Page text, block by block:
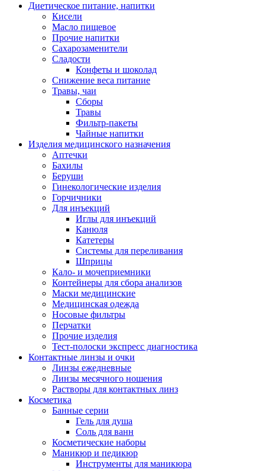
Диетическое питание, напитки
Кисели
Масло пищевое
Прочие напитки
Сахарозаменители
Сладости
Конфеты и шоколад
Снижение веса питание
Травы, чаи
Сборы
Травы
Фильтр-пакеты
Чайные напитки
Изделия медицинского назначения
Аптечки
Бахилы
Беруши
Гинекологические изделия
Горчичники
Для инъекций
Иглы для инъекций
Канюля
Катетеры
Системы для переливания
Шприцы
Кало- и мочеприемники
Контейнеры для сбора анализов
Маски медицинские
Медицинская одежда
Носовые фильтры
Перчатки
Прочие изделия
Тест-полоски экспресс диагностика
Контактные линзы и очки
Линзы ежедневные
Линзы месячного ношения
Растворы для контактных линз
Косметика
Банные серии
Гель для душа
Соль для ванн
Косметические наборы
Маникюр и педикюр
Инструменты для маникюра